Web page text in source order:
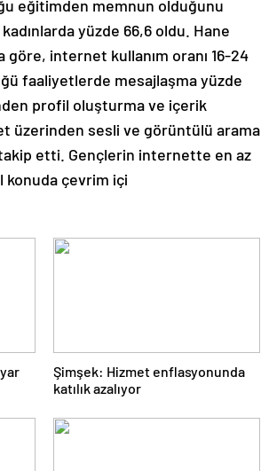
eğitimden memnun olduğunu
yüzde 66,6 oldu. Hane
göre, internet kullanım oranı 16-24
faaliyetlerde mesajlaşma yüzde
profil oluşturma ve içerik
üzerinden sesli ve görüntülü arama
etti. Gençlerin internette en az
çevrim içi
Şimşek: Hizmet enflasyonunda
katılık azalıyor